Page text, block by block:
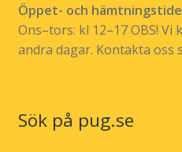
Öppet- och
Ons–tors: kl 12–17 OBS! Vi
andra dagar. Kontakta oss
Sök på pug.se